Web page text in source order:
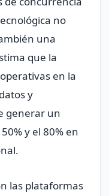
no
una
que la
en la
y
generar un
y el 80% en
las plataformas